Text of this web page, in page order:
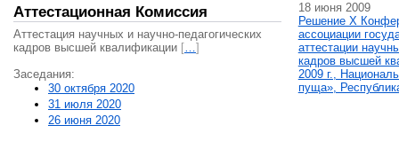
Аттестационная Комиссия
Аттестация научных и научно-педагогических
кадров высшей квалификации […]
Заседания:
30 октября 2020
31 июля 2020
26 июня 2020
18 июня 2009
Решение X
ассоциации
аттестации
кадров высшей
2009 г.,
пуща»,